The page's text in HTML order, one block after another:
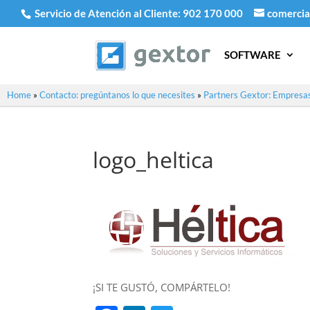
Servicio de Atención al Cliente: 902 170 000
SOFTWARE
Home » Contacto: pregúntanos lo que necesites » Partners Gextor:
logo_heltica
¡SI TE GUSTÓ, COMPÁRTELO!